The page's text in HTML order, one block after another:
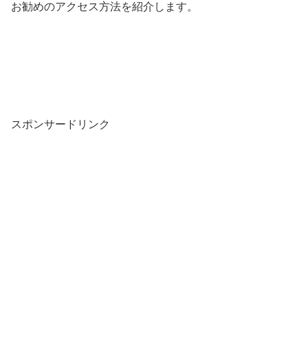
お勧めのアクセス方法を紹介します。
スポンサードリンク